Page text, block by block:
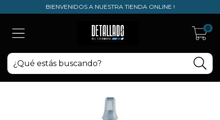
BIENVENIDOS A NUESTRA TIENDA ONLINE !
0